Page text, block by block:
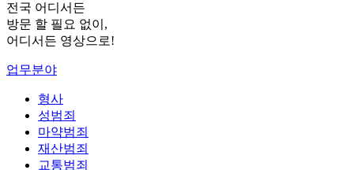
전국 어디서든
방문 할 필요 없이,
어디서든 영상으로!
업무분야
형사
성범죄
마약범죄
재산범죄
교통범죄